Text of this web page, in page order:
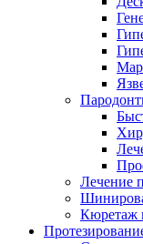
Лечение
Кюретаж